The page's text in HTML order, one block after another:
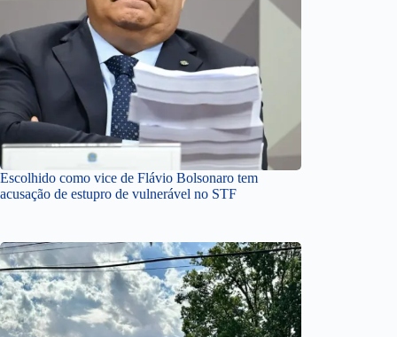
Escolhido como vice de Flávio Bolsonaro tem
acusação de estupro de vulnerável no STF